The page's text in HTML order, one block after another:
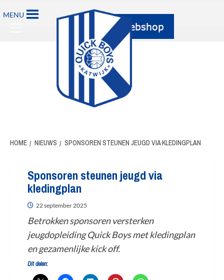
naar
MENU
Primary
HOME NIEUWS SPONSOREN STEUNEN JEUGD VIA KLEDINGPLAN
Sponsoren steunen jeugd via
kledingplan
22 september 2025
Betrokken sponsoren versterken
jeugdopleiding Quick Boys met kledingplan
en gezamenlijke kick off.
Dit delen: